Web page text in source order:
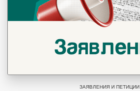
ЗАЯВЛЕНИЯ И ПЕТИЦИИ